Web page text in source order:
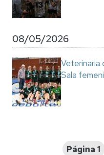
08/05/2026
Veterinaria
Sala
Página 1